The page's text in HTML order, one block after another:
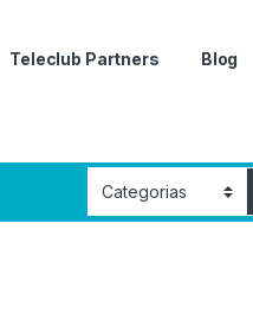
Teleclub Partners Blog